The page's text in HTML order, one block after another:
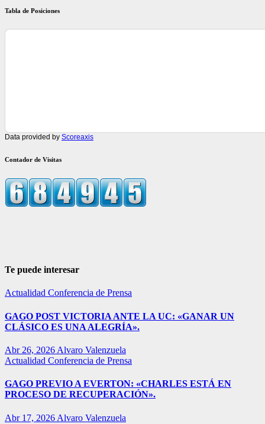
Tabla de Posiciones
Data provided by Scoreaxis
Contador de Visitas
Te puede interesar
Actualidad Conferencia de Prensa
GAGO POST VICTORIA ANTE LA UC: «GANAR UN
CLÁSICO ES UNA ALEGRÍA».
Abr 26, 2026 Alvaro Valenzuela
Actualidad Conferencia de Prensa
GAGO PREVIO A EVERTON: «CHARLES ESTÁ EN
PROCESO DE RECUPERACIÓN».
Abr 17, 2026 Alvaro Valenzuela